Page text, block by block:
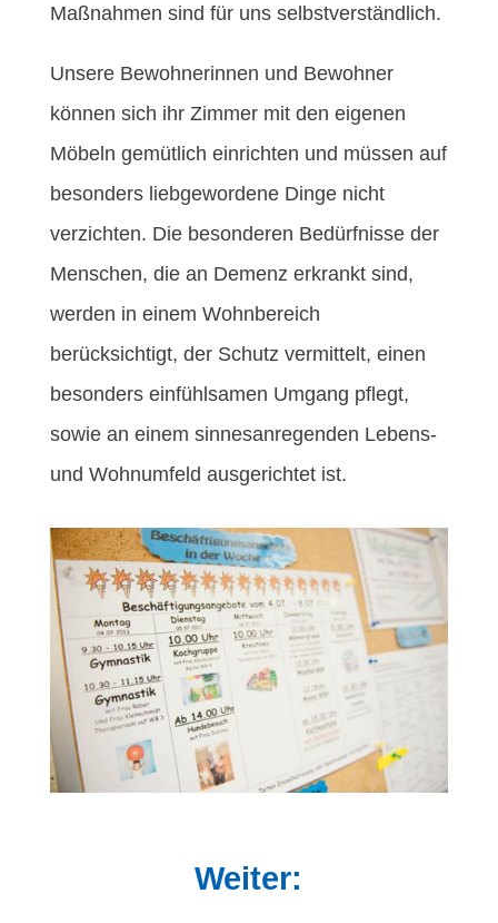
Maßnahmen sind für uns selbstverständlich.
Unsere Bewohnerinnen und Bewohner
können sich ihr Zimmer mit den eigenen
Möbeln gemütlich einrichten und müssen auf
besonders liebgewordene Dinge nicht
verzichten. Die besonderen Bedürfnisse der
Menschen, die an Demenz erkrankt sind,
werden in einem Wohnbereich
berücksichtigt, der Schutz vermittelt, einen
besonders einfühlsamen Umgang pflegt,
sowie an einem sinnesanregenden Lebens-
und Wohnumfeld ausgerichtet ist.
Weiter: